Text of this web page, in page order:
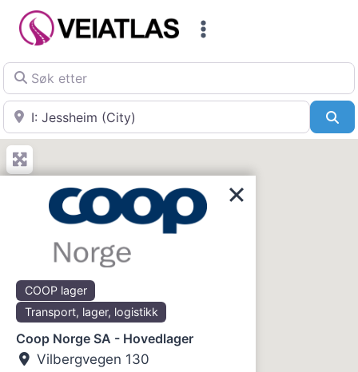
Skip
Søk etter
Nær
COOP lager
Transport, lager, logistikk
Coop Norge SA - Hovedlager
Vilbergvegen 130